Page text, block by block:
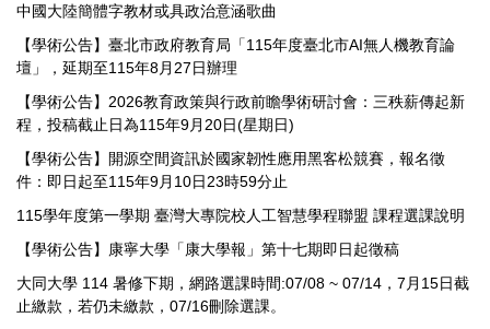
中國大陸簡體字教材或具政治意涵歌曲
【學術公告】臺北市政府教育局「115年度臺北市AI無人機教育論
壇」，延期至115年8月27日辦理
【學術公告】2026教育政策與行政前瞻學術研討會：三秩薪傳起新
程，投稿截止日為115年9月20日(星期日)
【學術公告】開源空間資訊於國家韌性應用黑客松競賽，報名徵
件：即日起至115年9月10日23時59分止
115學年度第一學期 臺灣大專院校人工智慧學程聯盟 課程選課說明
【學術公告】康寧大學「康大學報」第十七期即日起徵稿
大同大學 114 暑修下期，網路選課時間:07/08 ~ 07/14，7月15日截
止繳款，若仍未繳款，07/16刪除選課。